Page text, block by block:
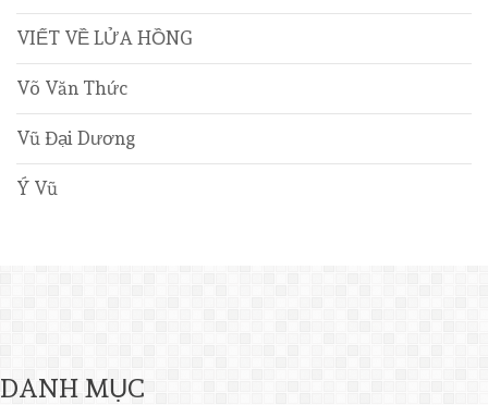
VIẾT VỀ LỬA HỒNG
Võ Văn Thức
Vũ Đại Dương
Ý Vũ
DANH MỤC